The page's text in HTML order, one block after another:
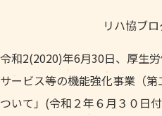
リハ協ブ
令和2(2020)年6月30日、厚生
サービス等の機能強化事業（
ついて」(令和２年６月３０日